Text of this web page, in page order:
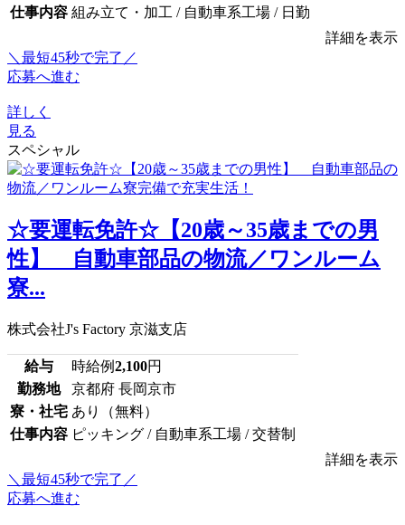
仕事内容 組み立て・加工 / 自動車系工場 / 日勤
詳細を表示
＼最短45秒で完了／
応募へ進む
詳しく
見る
スペシャル
☆要運転免許☆【20歳～35歳までの男
性】 自動車部品の物流／ワンルーム
寮...
株式会社J's Factory 京滋支店
給与 時給例2,100円
勤務地
京都府 長岡京市
寮・社宅 あり（無料）
仕事内容 ピッキング / 自動車系工場 / 交替制
詳細を表示
＼最短45秒で完了／
応募へ進む